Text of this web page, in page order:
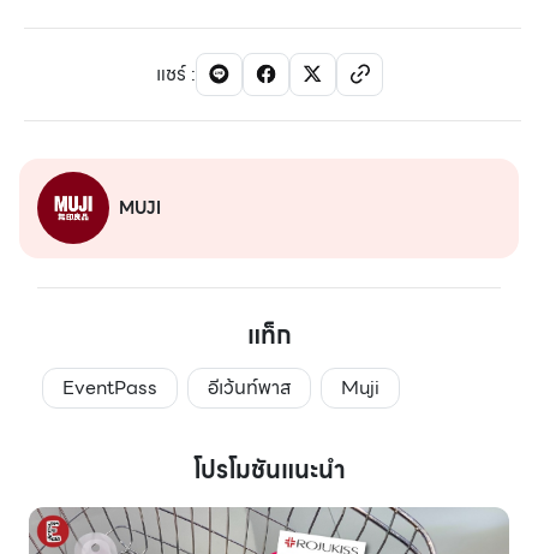
แชร์:
MUJI
แท็ก
EventPass อีเว้นท์พาส Muji
โปรโมชันแนะนำ